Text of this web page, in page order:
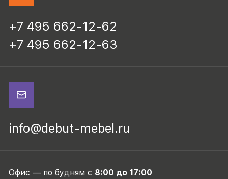
+7 495 662-12-62
+7 495 662-12-63
info@debut-mebel.ru
Офис — по будням с 8:00 до 17:00